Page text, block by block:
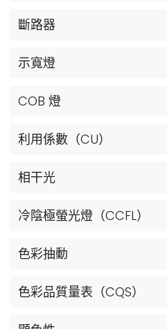
斷路器
示寬燈
COB 燈
利用係數（CU）
相干光
冷陰極螢光燈（CCFL）
色彩抽動
色彩品質量表（CQS）